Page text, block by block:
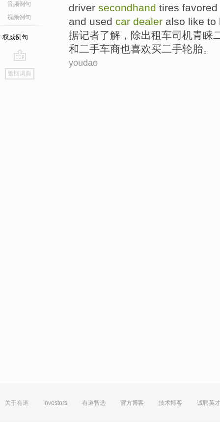
音频例句
视频例句
权威例句
go
top
返回词典
driver secondhand tires favored
and used car dealer also like to
据记者了解 ， 除出租车司机青睐
和二手车商也喜欢买二手轮胎。
youdao
关于有道 Investors 有道智选 官方博客 技术博客 诚聘英才